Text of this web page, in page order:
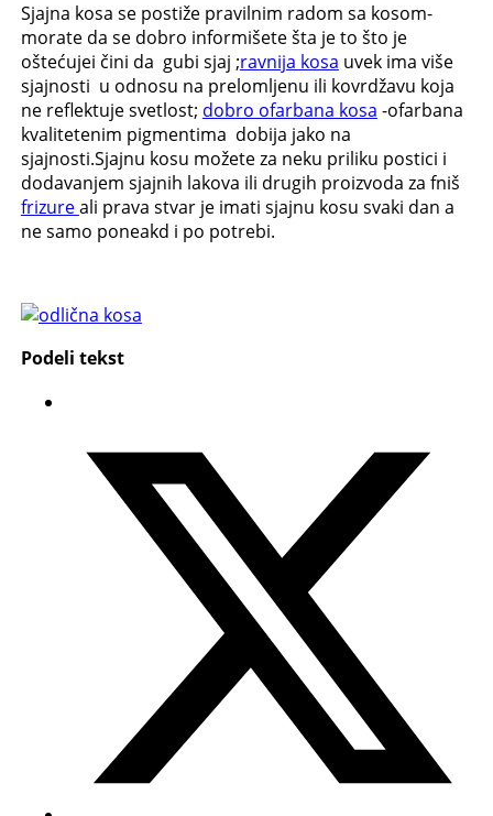
Sjajna kosa se postiže pravilnim radom sa kosom-
morate da se dobro informišete šta je to što je
oštećujei čini da gubi sjaj ;ravnija kosa uvek ima više
sjajnosti u odnosu na prelomljenu ili kovrdžavu koja
ne reflektuje svetlost; dobro ofarbana kosa -ofarbana
kvalitetenim pigmentima dobija jako na
sjajnosti.Sjajnu kosu možete za neku priliku postici i
dodavanjem sjajnih lakova ili drugih proizvoda za fniš
frizureali prava stvar je imati sjajnu kosu svaki dan a
ne samo poneakd i po potrebi.
Podeli tekst